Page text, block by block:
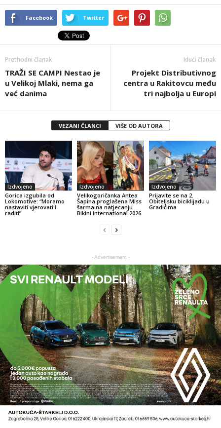
Facebook Twitter
Prethodni članak
TRAŽI SE CAMPI Nestao je
u Velikoj Mlaki, nema ga
već danima
Idući članak
Projekt Distributivnog
centra u Rakitovcu među
tri najbolja u Europi
VEZANI ČLANCI VIŠE OD AUTORA
Izdvojeno
Gorica izgubila od
Lokomotive: “Moramo
nastaviti vjerovati i
raditi”
Izdvojeno
Velikogoričanka Antea
Šapina proglašena Miss
šarma na natjecanju
Bikini International 2026.
Izdvojeno
Prijavite se na 2.
Obiteljsku biciklijadu u
Gradićima
- Advertisement -